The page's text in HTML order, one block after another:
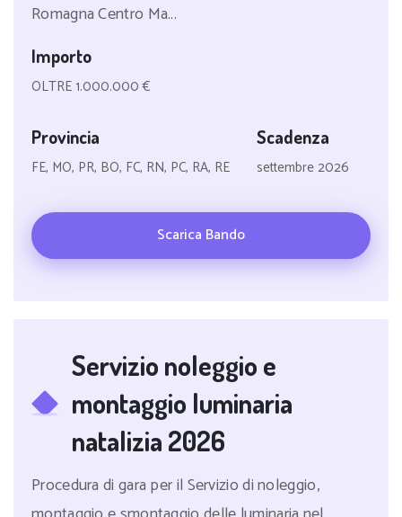
Romagna Centro Ma...
Importo
OLTRE 1.000.000 €
Provincia
FE, MO, PR, BO, FC, RN, PC, RA, RE
Scadenza
settembre 2026
Scarica Bando
Servizio noleggio e
montaggio luminaria
natalizia 2026
Procedura di gara per il Servizio di noleggio,